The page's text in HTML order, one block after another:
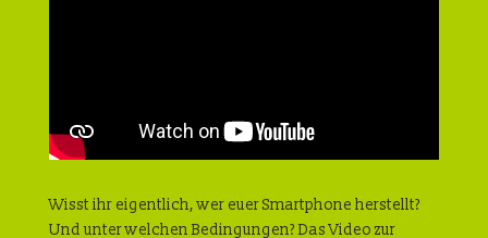
Wisst ihr eigentlich, wer euer Smartphone herstellt?
Und unter welchen Bedingungen? Das Video zur